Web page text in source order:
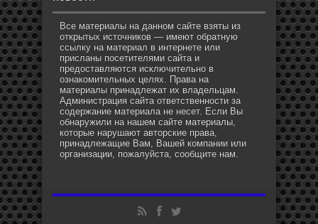
Все материалы на данном сайте взяты из
открытых источников — имеют обратную
ссылку на материал в интернете или
присланы посетителями сайта и
предоставляются исключительно в
ознакомительных целях. Права на
материалы принадлежат их владельцам.
Администрация сайта ответственности за
содержание материала не несет. Если Вы
обнаружили на нашем сайте материалы,
которые нарушают авторские права,
принадлежащие Вам, Вашей компании или
организации, пожалуйста, сообщите нам.